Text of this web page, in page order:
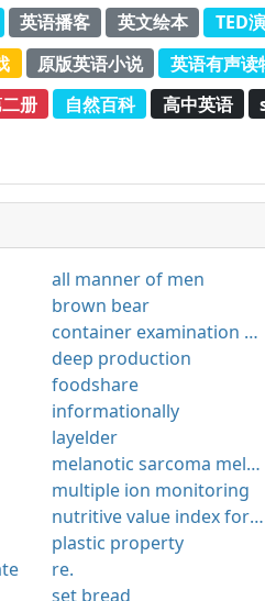
英语播客 英文绘本 TED
原版英语小说 英语有声读
册 自然百科 高中英语
all manner of men
brown bear
container examination system
deep production
foodshare
informationally
layelder
melanotic sarcoma melanoma
multiple ion monitoring
nutritive value index for forages
plastic property
re.
set bread